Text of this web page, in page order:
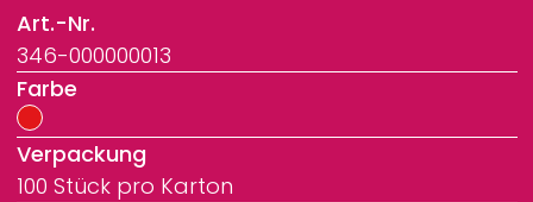
Art.-Nr.
346-000000013
Farbe
Verpackung
100 Stück pro Karton